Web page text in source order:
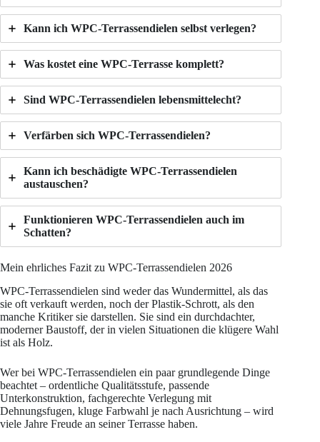
Kann ich WPC-Terrassendielen selbst verlegen?
Was kostet eine WPC-Terrasse komplett?
Sind WPC-Terrassendielen lebensmittelecht?
Verfärben sich WPC-Terrassendielen?
Kann ich beschädigte WPC-Terrassendielen
austauschen?
Funktionieren WPC-Terrassendielen auch im
Schatten?
Mein ehrliches Fazit zu WPC-Terrassendielen 2026
WPC-Terrassendielen sind weder das Wundermittel, als das
sie oft verkauft werden, noch der Plastik-Schrott, als den
manche Kritiker sie darstellen. Sie sind ein durchdachter,
moderner Baustoff, der in vielen Situationen die klügere Wahl
ist als Holz.
Wer bei WPC-Terrassendielen ein paar grundlegende Dinge
beachtet – ordentliche Qualitätsstufe, passende
Unterkonstruktion, fachgerechte Verlegung mit
Dehnungsfugen, kluge Farbwahl je nach Ausrichtung – wird
viele Jahre Freude an seiner Terrasse haben.